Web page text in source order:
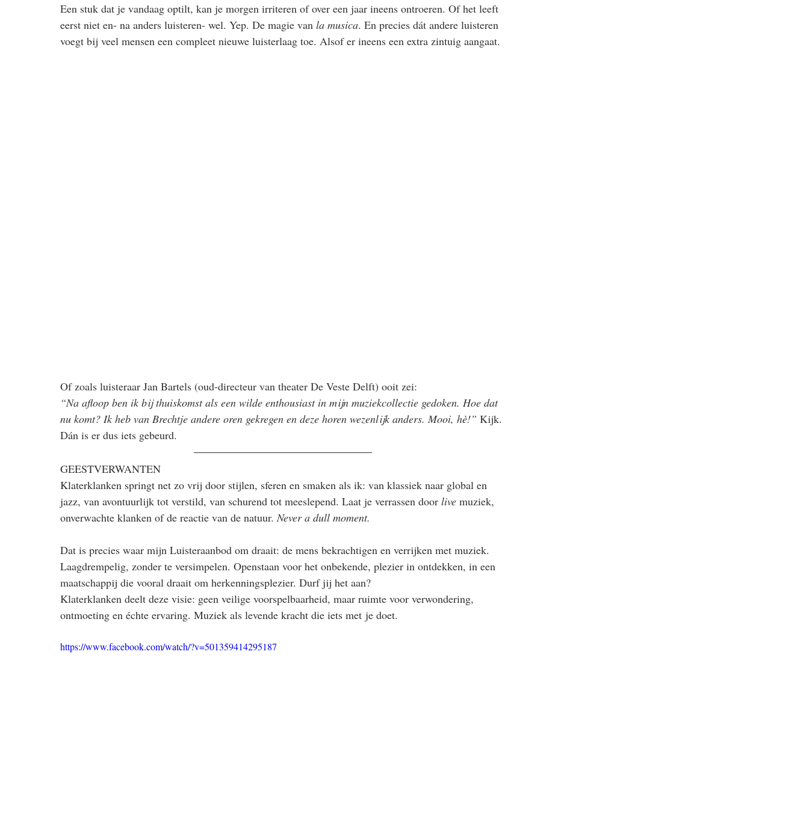
Een stuk dat je vandaag optilt, kan je morgen irriteren of over een jaar ineens ontroeren. Of het leeft
eerst niet en- na anders luisteren- wel. Yep. De magie van la musica. En precies dát andere luisteren
voegt bij veel mensen een compleet nieuwe luisterlaag toe. Alsof er ineens een extra zintuig aangaat.
Of zoals luisteraar Jan Bartels (oud-directeur van theater De Veste Delft) ooit zei:
“Na afloop ben ik bij thuiskomst als een wilde enthousiast in mijn muziekcollectie gedoken. Hoe dat
nu komt? Ik heb van Brechtje andere oren gekregen en deze horen wezenlijk anders. Mooi, hè!” Kijk.
Dán is er dus iets gebeurd.
GEESTVERWANTEN
Klaterklanken springt net zo vrij door stijlen, sferen en smaken als ik: van klassiek naar global en
jazz, van avontuurlijk tot verstild, van schurend tot meeslepend. Laat je verrassen door live muziek,
onverwachte klanken of de reactie van de natuur. Never a dull moment.
Dat is precies waar mijn Luisteraanbod om draait: de mens bekrachtigen en verrijken met muziek.
Laagdrempelig, zonder te versimpelen. Openstaan voor het onbekende, plezier in ontdekken, in een
maatschappij die vooral draait om herkenningsplezier. Durf jij het aan?
Klaterklanken deelt deze visie: geen veilige voorspelbaarheid, maar ruimte voor verwondering,
ontmoeting en échte ervaring. Muziek als levende kracht die iets met je doet.
https://www.facebook.com/watch/?v=501359414295187